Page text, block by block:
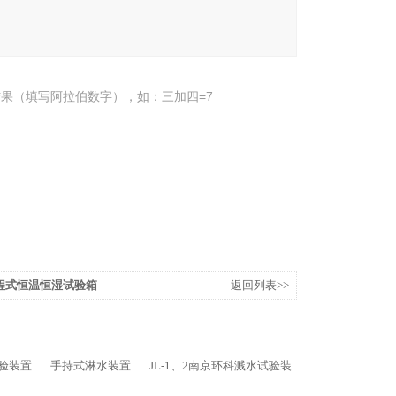
（填写阿拉伯数字），如：三加四=7
式恒温恒湿试验箱 返回列表>>
装置 手持式淋水装置 JL-1、2南京环科溅水试验装